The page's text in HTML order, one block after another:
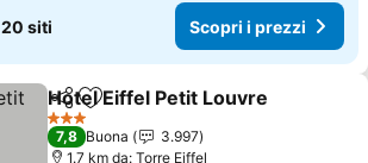
20 siti Scopri i prezzi
CondividiAggiungi ai preferiti
Hotel Eiffel Petit Louvre
3 Stelle
7,8 Buona
3.997
1.7 km da: Torre Eiffel